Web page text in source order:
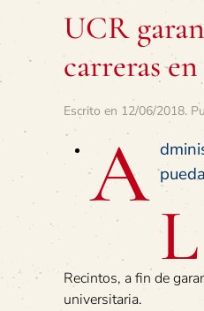
UCR
carreras
Escrito en 12/06/2018.
A
L
Recintos, a fin de
universitaria.